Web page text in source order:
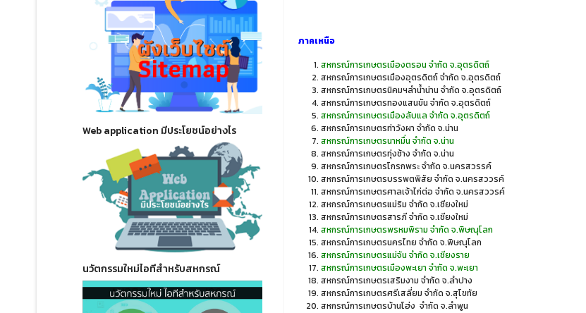
Web application มีประโยชน์อย่างไร
นวัตกรรมใหม่ไอทีสำหรับสหกรณ์
ภาคเหนือ
สหกรณ์การเกษตรเมืองตรอน จำกัด จ.อุตรดิตถ์
สหกรณ์การเกษตรเมืองอุตรดิตถ์ จำกัด จ.อุตรดิตถ์
สหกรณ์การเกษตรนิคมฯลำน้ำน่าน จำกัด จ.อุตรดิตถ์
สหกรณ์การเกษตรทองแสนขัน จำกัด จ.อุตรดิตถ์
สหกรณ์การเกษตรเมืองลับแล จำกัด จ.อุตรดิตถ์
สหกรณ์การเกษตรท่าวังผา จำกัด จ.น่าน
สหกรณ์การเกษตรนาหมื่น จำกัด จ.น่าน
สหกรณ์การเกษตรทุ่งช้าง จำกัด จ.น่าน
สหกรณ์การเกษตรโกรกพระ จำกัด จ.นครสวรรค์
สหกรณ์การเกษตรบรรพตพิสัย จำกัด จ.นครสววรค์
สหกรณ์การเกษตรศาลเจ้าไก่ต่อ จำกัด จ.นครสววรค์
สหกรณ์การเกษตรแม่ริม จำกัด จ.เชียงใหม่
สหกรณ์การเกษตรสารภี จำกัด จ.เชียงใหม่
สหกรณ์การเกษตรพรหมพิราม จำกัด จ.พิษณุโลก
สหกรณ์การเกษตรนครไทย จำกัด จ.พิษณุโลก
สหกรณ์การเกษตรแม่จัน จำกัด จ.เชียงราย
สหกรณ์การเกษตรเมืองพะเยา จำกัด จ.พะเยา
สหกรณ์การเกษตรเสริมงาม จำกัด จ.ลำปาง
สหกรณ์การเกษตรศรีเสลี่ยม จำกัด จ.สุโขทัย
สหกรณ์การเกษตรบ้านโฮ่ง จำกัด จ.ลำพูน